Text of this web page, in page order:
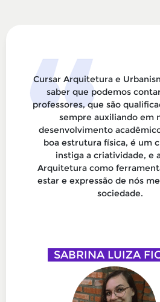
Cursar Arquitetura e
saber que podemos
professores, que são
sempre auxiliando em
desenvolvimento
boa estrutura física, é um
instiga a criatividade, e
Arquitetura como
estar e expressão de nós
sociedade.
SABRINA LUIZA